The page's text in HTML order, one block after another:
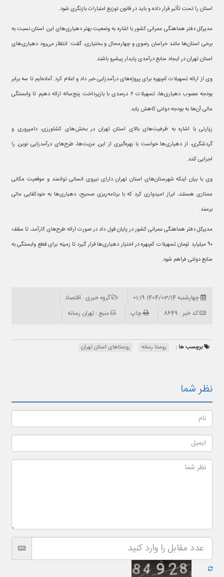
استان را تحت تأثیر قرار داده و باید در قانون توزیع اعتبارات بازنگری شود.
مدیرکل دفتر هماهنگی عمرانی کشور با اشاره به وضعیت بهتر دهیاری‌های این استان نسبت به
برخی استان‌ها مانند خراسان رضوی و چهارمحال و بختیاری، گفت: انتظار می‌رود دهیاری‌های
استان تهران در ایجاد منابع درآمدی پایدار پیشرو باشند.
وی از ارائه تسهیلات کم‌بهره برای پروژه‌های درآمدزایی خبر داد و اعلام کرد: آماده‌ایم تا سه برابر
بودجه مصوب دهیاری‌ها، تسهیلات ۶ درصدی با بازپرداخت پنج‌ساله ارائه دهیم تا وابستگی
مالی آن‌ها به بودجه دولتی کاهش یابد.
زیارتی با اشاره به ظرفیت‌های بالای استان تهران در بخش‌های کشاورزی، دامپروری و
گردشگری، از دهیاری‌ها خواست با بهره‌گیری از این مزیت‌ها، طرح‌های درآمدزایی نوین را
اجرایی کنند.
وی با بیان اینکه شهرستان‌های استان تهران دارای نیروی انسانی توانمند و موقعیت مکانی
ممتازی هستند، ابراز امیدواری کرد که با برنامه‌ریزی صحیح، دهیاری‌ها به خودکفایی مالی
برسند.
مدیرکل دفتر هماهنگی عمرانی کشور در پایان قول داد در صورت ارائه طرح‌های کارآمد، تا سقف
۹۰ میلیارد تومان تسهیلات کم‌بهره در اختیار دهیاری‌ها قرار گیرد تا زمینه برای قطع وابستگی به
منابع دولتی فراهم شود.
چهارشنبه 1404/03/14 01:19
گروه خبری : اقتصاد
کد خبر : 8649
چاپ منبع : تهران رسانه
برچسب ها : روستا رسانه روستاهای استان تهران
نظر شما